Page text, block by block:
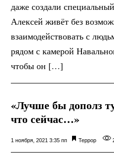
даже создали
Алексей живёт без
взаимодействовать с
рядом с камерой
чтобы он […]
«Лучше бы дополз
что сейчас…»
1 ноября, 2021 3:35 пп Террор